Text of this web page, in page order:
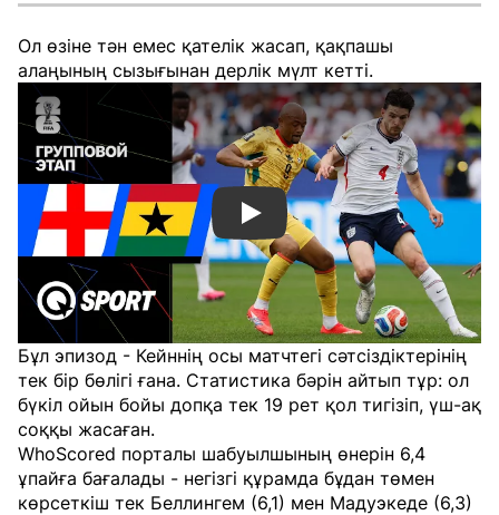
Ол өзіне тән емес қателік жасап, қақпашы
алаңының сызығынан дерлік мүлт кетті.
Смотреть видео YouTube
Бұл эпизод - Кейннің осы матчтегі сәтсіздіктерінің
тек бір бөлігі ғана. Статистика бәрін айтып тұр: ол
бүкіл ойын бойы допқа тек 19 рет қол тигізіп, үш-ақ
соққы жасаған.
WhoScored порталы шабуылшының өнерін 6,4
ұпайға бағалады - негізгі құрамда бұдан төмен
көрсеткіш тек Беллингем (6,1) мен Мадуэкеде (6,3)